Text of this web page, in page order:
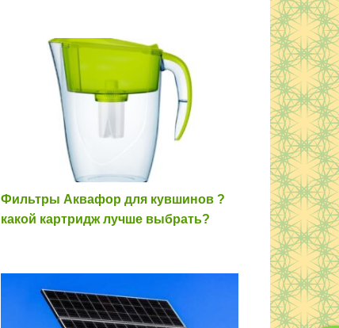
Фильтры Аквафор для кувшинов ?
какой картридж лучше выбрать?